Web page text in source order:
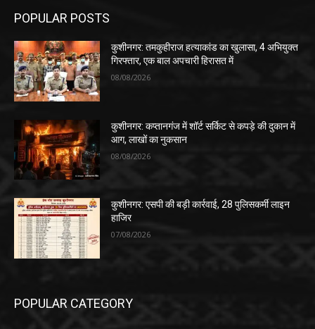
POPULAR POSTS
कुशीनगर: तमकुहीराज हत्याकांड का खुलासा, 4 अभियुक्त
गिरफ्तार, एक बाल अपचारी हिरासत में
08/08/2026
कुशीनगर: कप्तानगंज में शॉर्ट सर्किट से कपड़े की दुकान में
आग, लाखों का नुकसान
08/08/2026
कुशीनगर: एसपी की बड़ी कार्रवाई, 28 पुलिसकर्मी लाइन
हाजिर
07/08/2026
POPULAR CATEGORY